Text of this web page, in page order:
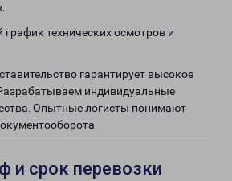
технических осмотров и
гарантирует высокое
индивидуальные
Опытные логисты понимают
и срок перевозки